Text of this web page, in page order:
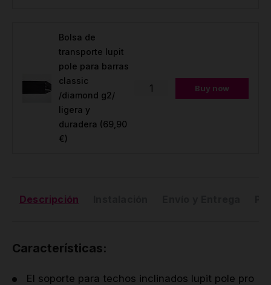
Bolsa de
transporte lupit
pole para barras
classic
/diamond g2/
ligera y
duradera (69,90
€)
Buy now
Descripción
Características:
El soporte para techos inclinados lupit pole pro